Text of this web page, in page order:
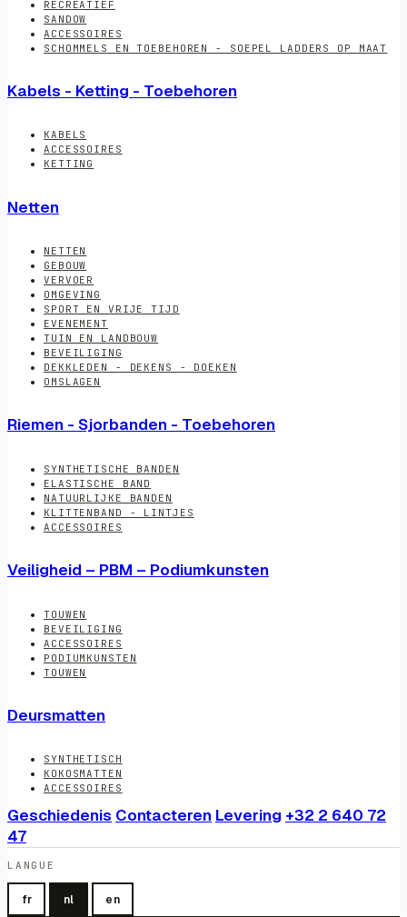
RECREATIEF
SANDOW
ACCESSOIRES
SCHOMMELS EN TOEBEHOREN - SOEPEL LADDERS OP MAAT
Kabels - Ketting - Toebehoren
KABELS
ACCESSOIRES
KETTING
Netten
NETTEN
GEBOUW
VERVOER
OMGEVING
SPORT EN VRIJE TIJD
EVENEMENT
TUIN EN LANDBOUW
BEVEILIGING
DEKKLEDEN - DEKENS - DOEKEN
OMSLAGEN
Riemen - Sjorbanden - Toebehoren
SYNTHETISCHE BANDEN
ELASTISCHE BAND
NATUURLIJKE BANDEN
KLITTENBAND - LINTJES
ACCESSOIRES
Veiligheid – PBM – Podiumkunsten
TOUWEN
BEVEILIGING
ACCESSOIRES
PODIUMKUNSTEN
TOUWEN
Deursmatten
SYNTHETISCH
KOKOSMATTEN
ACCESSOIRES
Geschiedenis Contacteren Levering +32 2 640 72
47
LANGUE
fr nl en